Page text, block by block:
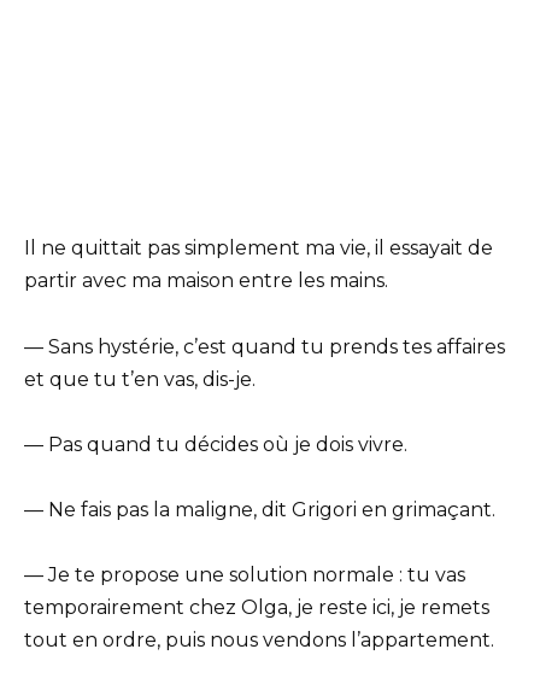
Il ne quittait pas simplement ma vie, il essayait de
partir avec ma maison entre les mains.
— Sans hystérie, c’est quand tu prends tes affaires
et que tu t’en vas, dis-je.
— Pas quand tu décides où je dois vivre.
— Ne fais pas la maligne, dit Grigori en grimaçant.
— Je te propose une solution normale : tu vas
temporairement chez Olga, je reste ici, je remets
tout en ordre, puis nous vendons l’appartement.